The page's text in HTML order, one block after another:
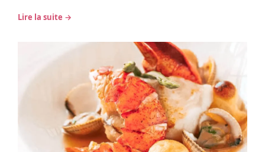
Lire la suite →